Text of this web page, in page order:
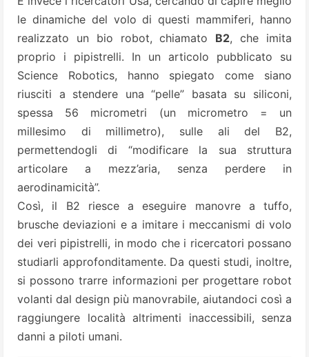
le dinamiche del volo di questi mammiferi, hanno
realizzato un bio robot, chiamato B2, che imita
proprio i pipistrelli. In un articolo pubblicato su
Science Robotics, hanno spiegato come siano
riusciti a stendere una “pelle” basata su siliconi,
spessa 56 micrometri (un micrometro = un
millesimo di millimetro), sulle ali del B2,
permettendogli di “modificare la sua struttura
articolare a mezz’aria, senza perdere in
aerodinamicità”.
Così, il B2 riesce a eseguire manovre a tuffo,
brusche deviazioni e a imitare i meccanismi di volo
dei veri pipistrelli, in modo che i ricercatori possano
studiarli approfonditamente. Da questi studi, inoltre,
si possono trarre informazioni per progettare robot
volanti dal design più manovrabile, aiutandoci così a
raggiungere località altrimenti inaccessibili, senza
danni a piloti umani.